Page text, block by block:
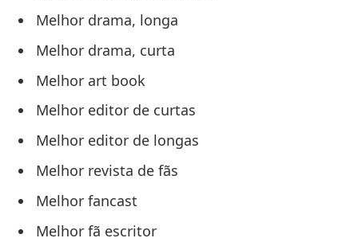
Melhor drama, longa
Melhor drama, curta
Melhor art book
Melhor editor de curtas
Melhor editor de longas
Melhor revista de fãs
Melhor fancast
Melhor fã escritor